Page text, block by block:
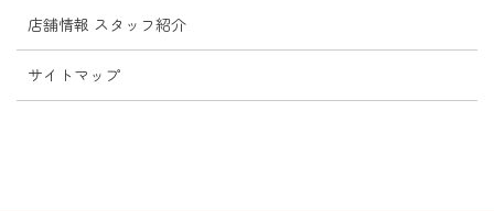
店舗情報 スタッフ紹介
サイトマップ